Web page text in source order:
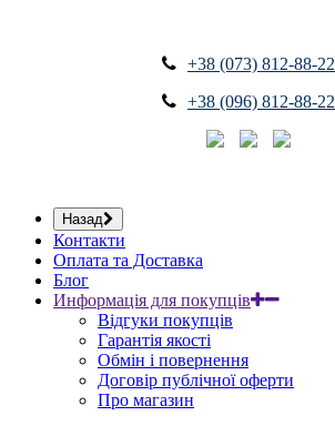
+38 (073) 812-88-22
+38 (096) 812-88-22
Назад
Контакти
Оплата та Доставка
Блог
Информація для покупців
Відгуки покупців
Гарантія якості
Обмін і повернення
Договір публічної оферти
Про магазин